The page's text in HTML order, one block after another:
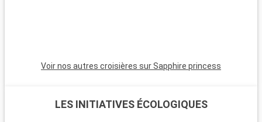
Voir nos autres croisières sur Sapphire princess
LES INITIATIVES ÉCOLOGIQUES